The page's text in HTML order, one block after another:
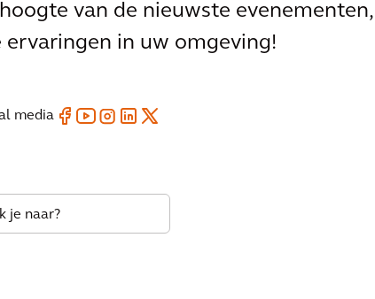
van de nieuwste
ervaringen in uw omgeving!
media